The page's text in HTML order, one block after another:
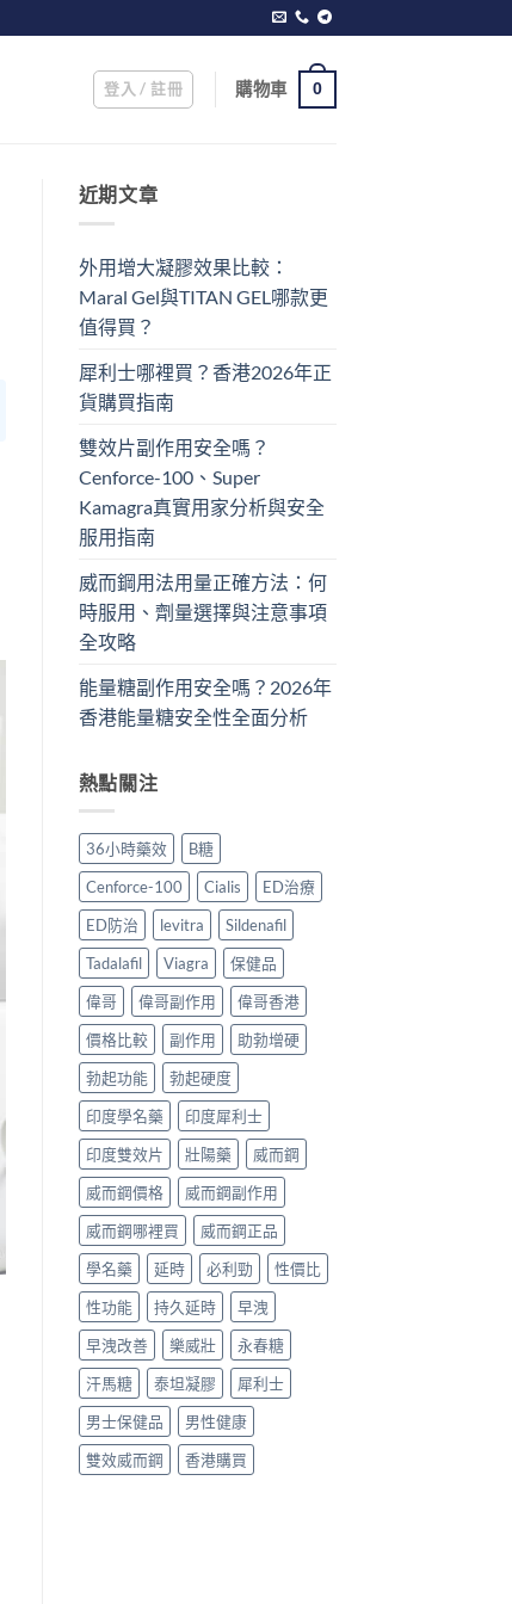
登入 / 註冊 購物車 0
近期文章
外用增大凝膠效果比較：
Maral Gel與TITAN GEL哪款更
值得買？
犀利士哪裡買？香港2026年正
貨購買指南
雙效片副作用安全嗎？
Cenforce-100、Super
Kamagra真實用家分析與安全
服用指南
威而鋼用法用量正確方法：何
時服用、劑量選擇與注意事項
全攻略
能量糖副作用安全嗎？2026年
香港能量糖安全性全面分析
熱點關注
36小時藥效
B糖
Cenforce-100
Cialis
ED治療
ED防治
levitra
Sildenafil
Tadalafil
Viagra
保健品
偉哥
偉哥副作用
偉哥香港
價格比較
副作用
助勃增硬
勃起功能
勃起硬度
印度學名藥
印度犀利士
印度雙效片
壯陽藥
威而鋼
威而鋼價格
威而鋼副作用
威而鋼哪裡買
威而鋼正品
學名藥
延時 必利勁
性價比
性功能
持久延時
早洩
早洩改善
樂威壯
永春糖
汗馬糖
泰坦凝膠
犀利士
男士保健品
男性健康
雙效威而鋼
香港購買